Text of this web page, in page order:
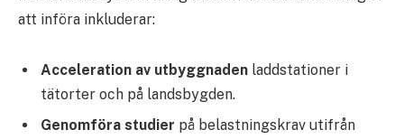
att införa inkluderar:
Acceleration av utbyggnaden laddstationer i
tätorter och på landsbygden.
Genomföra studier på belastningskrav utifrån